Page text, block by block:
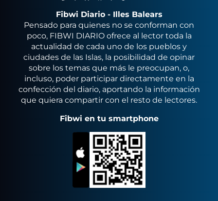
Fibwi Diario - Illes Balears
Pensado para quienes no se conforman con
poco, FIBWI DIARIO ofrece al lector toda la
actualidad de cada uno de los pueblos y
ciudades de las Islas, la posibilidad de opinar
sobre los temas que más le preocupan, o,
incluso, poder participar directamente en la
confección del diario, aportando la información
que quiera compartir con el resto de lectores.
Fibwi en tu smartphone